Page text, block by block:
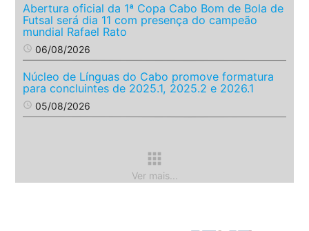
Abertura oficial da 1ª Copa Cabo Bom de Bola de
Futsal será dia 11 com presença do campeão
mundial Rafael Rato
access_time 06/08/2026
Núcleo de Línguas do Cabo promove formatura
para concluintes de 2025.1, 2025.2 e 2026.1
access_time 05/08/2026
apps
Ver mais...